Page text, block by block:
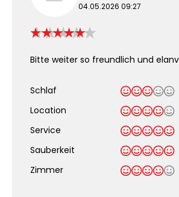
04.05.2026 09:27
Bitte weiter so freundlich und
Schlaf
Location
Service
Sauberkeit
Zimmer